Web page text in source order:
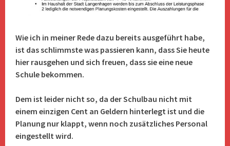
Wie ich in meiner Rede dazu bereits ausgeführt habe,
ist das schlimmste was passieren kann, dass Sie heute
hier rausgehen und sich freuen, dass sie eine neue
Schule bekommen.
Dem ist leider nicht so, da der Schulbau nicht mit
einem einzigen Cent an Geldern hinterlegt ist und die
Planung nur klappt, wenn noch zusätzliches Personal
eingestellt wird.